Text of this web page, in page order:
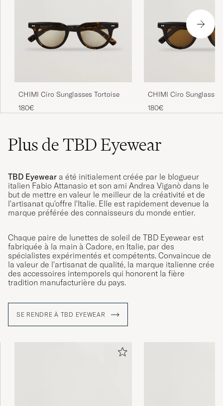
CHIMI Ciro Sunglasses Tortoise
180€
CHIMI Ciro
180€
Plus de TBD Eyewear
TBD Eyewear a été initialement créée par le blogueur
italien Fabio Attanasio et son ami Andrea Viganò dans le
but de mettre en valeur le meilleur de la créativité et de
l'artisanat qu'offre l'Italie. Elle est rapidement devenue la
marque préférée des connaisseurs du monde entier.
Chaque paire de lunettes de soleil de TBD Eyewear est
fabriquée à la main à Cadore, en Italie, par des
spécialistes expérimentés et compétents. Convaincue de
la valeur de l'artisanat de qualité, la marque italienne crée
des accessoires intemporels qui honorent la fière
tradition manufacturière du pays.
SE RENDRE À TBD EYEWEAR